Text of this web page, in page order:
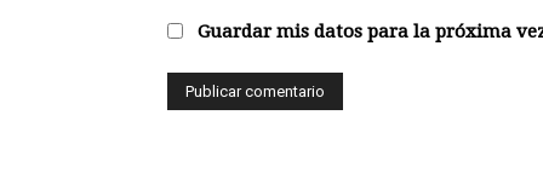
Guardar mis datos para la próxima